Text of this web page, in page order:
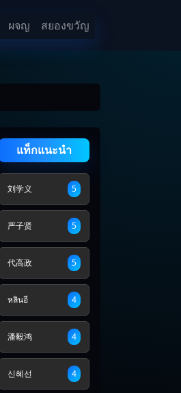
ผจญ สยองขวัญ
แท็กแนะนำ
刘学义 5
严子贤 5
代高政 5
หลินอี 4
潘毅鸿 4
신혜선 4